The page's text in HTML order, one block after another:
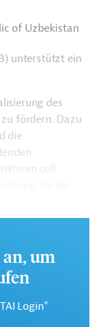
of Uzbekistan
unterstützt ein
des
fördern. Dazu
die
soll
Technologien
um
Login"